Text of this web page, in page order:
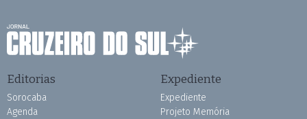
Editorias
Sorocaba
Agenda
Expediente
Expediente
Projeto Memória